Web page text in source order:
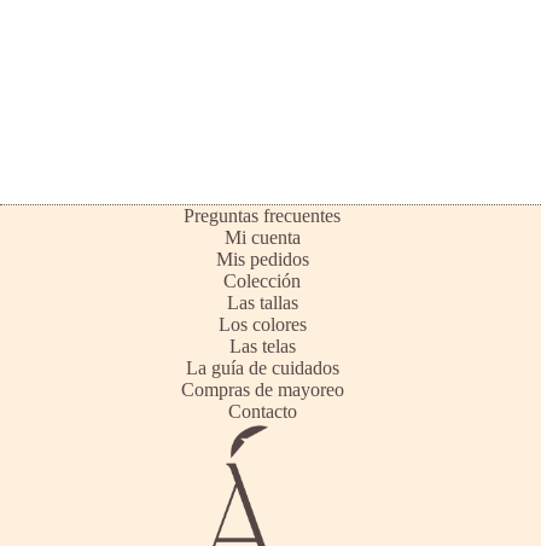
Preguntas frecuentes
Mi cuenta
Mis pedidos
Colección
Las tallas
Los colores
Las telas
La guía de cuidados
Compras de mayoreo
Contacto